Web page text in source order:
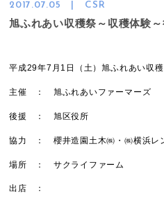
2017.07.05 | CSR
旭ふれあい収穫祭～収穫体験
平成29年7月1日（土）旭ふれあい収
主催 ： 旭ふれあいファーマーズ
後援 ： 旭区役所
協力 ： 櫻井造園土木㈱・㈱横浜レ
場所 ： サクライファーム
出店 ：